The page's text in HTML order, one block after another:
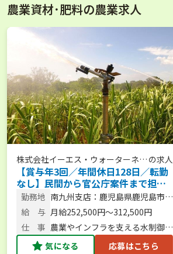
農業資材･肥料の農業求人
株式会社イーエス・ウォーターネッ
ト
の求人
【賞与年3回／年間休日128日／転勤
なし】民間から官公庁案件まで担
当！農業用散水機トップメーカーの
提案営業職＜鹿児島勤務＞
勤務地 南九州支店：鹿児島県鹿児島市下
荒田4丁目54番15号
給 与 月給252,500円～312,500円
仕 事 農業やインフラを支える水制御機
器・散水システムの提案営業
気になる 応募はこちら